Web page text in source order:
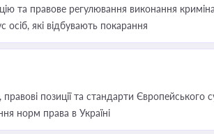
та правове регулювання виконання
осіб, які відбувають покарання
позиції та стандарти Європейського
норм права в Україні